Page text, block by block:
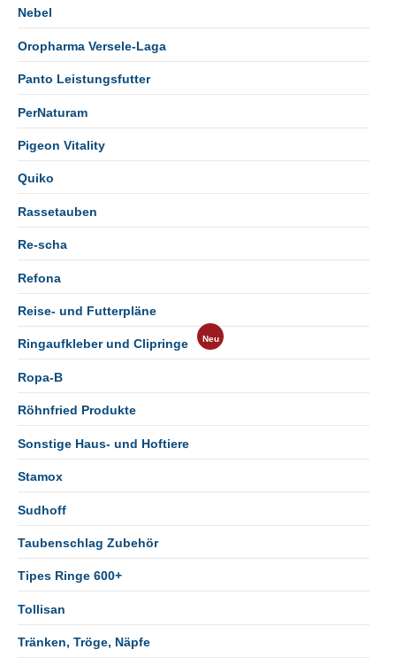
Nebel
Oropharma Versele-Laga
Panto Leistungsfutter
PerNaturam
Pigeon Vitality
Quiko
Rassetauben
Re-scha
Refona
Reise- und Futterpläne
Ringaufkleber und Clipringe
Ropa-B
Röhnfried Produkte
Sonstige Haus- und Hoftiere
Stamox
Sudhoff
Taubenschlag Zubehör
Tipes Ringe 600+
Tollisan
Tränken, Tröge, Näpfe